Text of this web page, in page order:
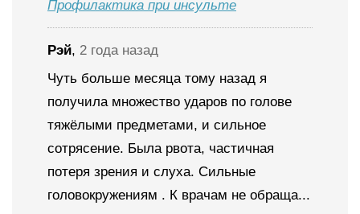
Профилактика при инсульте
Рэй, 2 года назад
Чуть больше месяца тому назад я
получила множество ударов по голове
тяжёлыми предметами, и сильное
сотрясение. Была рвота, частичная
потеря зрения и слуха. Сильные
головокружениям . К врачам не обраща...